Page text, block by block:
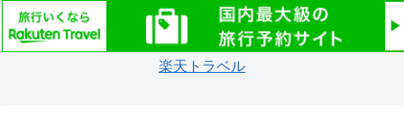
楽天トラベル